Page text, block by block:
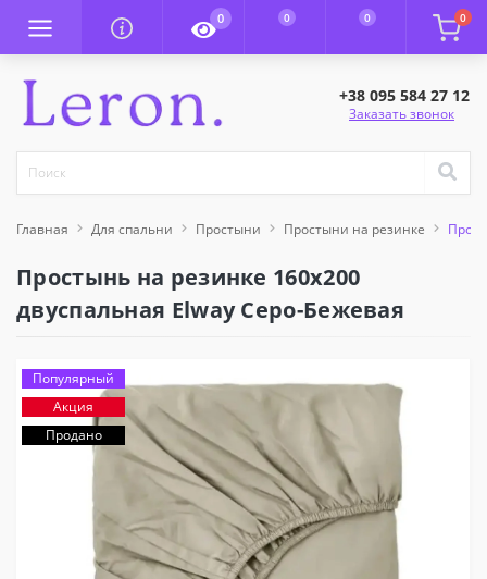
0 0 0 0
+38 095 584 27 12
Заказать звонок
Главная Для спальни Простыни Простыни на резинке
Простынь на резинке 160x200
двуспальная Elway Серо-Бежевая
Популярный
Акция
Продано